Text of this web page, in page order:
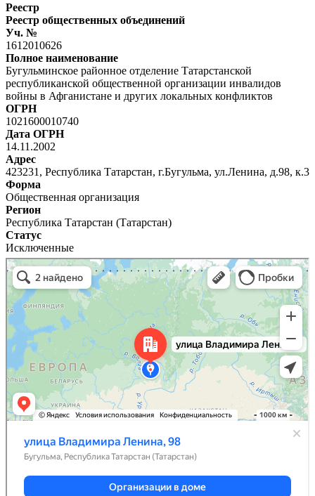
Реестр
Реестр общественных объединений
Уч. №
1612010626
Полное наименование
Бугульминское районное отделение Татарстанской
республиканской общественной организации инвалидов
войны в Афганистане и других локальных конфликтов
ОГРН
1021600010740
Дата ОГРН
14.11.2002
Адрес
423231, Республика Татарстан, г.Бугульма, ул.Ленина, д.98, к.3
Форма
Общественная организация
Регион
Республика Татарстан (Татарстан)
Статус
Исключенные